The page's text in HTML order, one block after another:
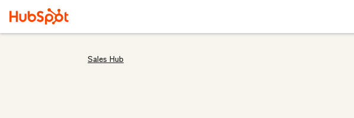
Sales Hub